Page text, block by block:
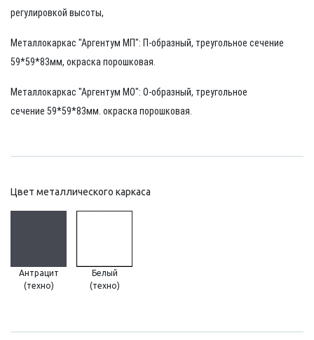
регулировкой высоты,
Металлокаркас "Аргентум МП": П-образный, треугольное сечение
59*59*83мм, окраска порошковая.
Металлокаркас "Аргентум МО": О-образный, треугольное
сечение 59*59*83мм. окраска порошковая.
Цвет металлического каркаса
Антрацит
(техно)
Белый
(техно)